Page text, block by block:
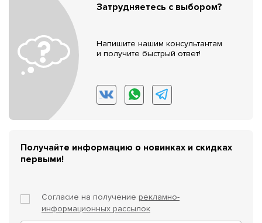
Затрудняетесь с выбором?
Напишите нашим консультантам
и получите быстрый ответ!
Получайте информацию о новинках и скидках
первыми!
Согласие на получение рекламно-
информационных рассылок